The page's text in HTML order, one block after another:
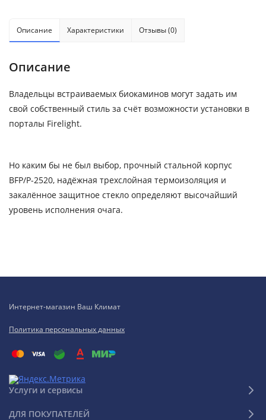
Описание Характеристики Отзывы (0)
Описание
Владельцы встраиваемых биокаминов могут задать им
свой собственный стиль за счёт возможности установки в
порталы Firelight.
Но каким бы не был выбор, прочный стальной корпус
BFP/P-2520, надёжная трехслойная термоизоляция и
закалённое защитное стекло определяют высочайший
уровень исполнения очага.
Интернет-магазин Ваш Климат
Политика персональных данных
Услуги и сервисы
ДЛЯ ПОКУПАТЕЛЕЙ